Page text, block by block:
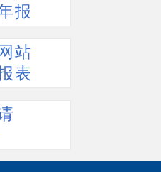
报
站
表